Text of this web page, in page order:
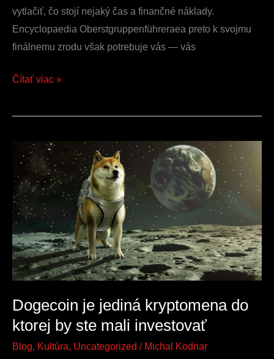
vytlačiť, čo stojí nejaký čas a finančné náklady.
Encyclopaedia Oberstgruppenführeraea preto k svojmu
finálnemu zrodu však potrebuje vás — vás
Čítať viac »
Dogecoin je jediná kryptomena do
ktorej by ste mali investovať
Blog, Kultúra, Uncategorized / Michal Kodnar
Dogecoin
je
jediná
kryptomena
do
ktorej
by
ste
investovať